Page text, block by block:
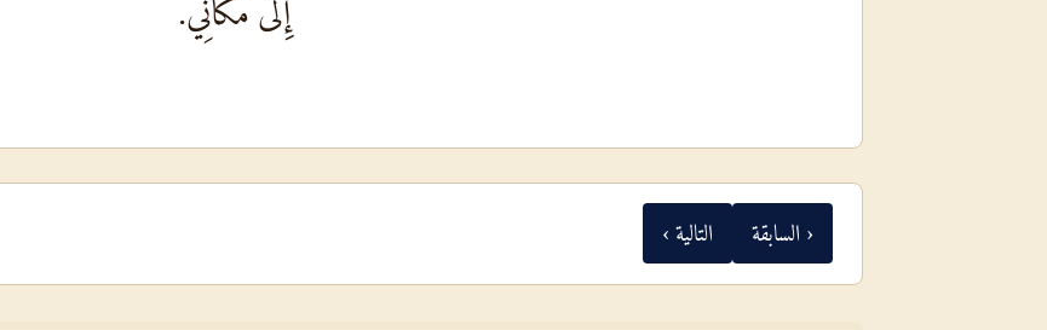
إِلَى مَكَانِي.
‹ السابقة التالية ›